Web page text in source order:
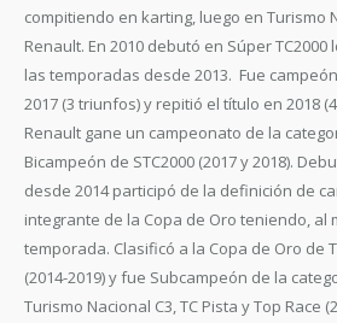
compitiendo en karting, luego en Turismo
Renault. En 2010 debutó en Súper
las temporadas desde 2013. Fue
2017 (3 triunfos) y repitió el título en 2018
Renault gane un campeonato de la
Bicampeón de STC2000 (2017 y 2018).
desde 2014 participó de la definición de
integrante de la Copa de Oro teniendo, al
temporada. Clasificó a la Copa de Oro de
(2014-2019) y fue Subcampeón de la
Turismo Nacional C3, TC Pista y Top Race